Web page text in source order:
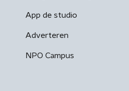
App de studio
Adverteren
NPO Campus